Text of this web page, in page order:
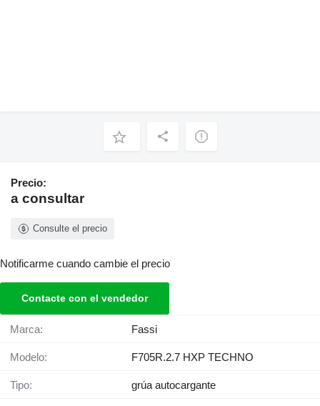
Precio:
a consultar
Consulte el precio
Notificarme cuando cambie el precio
Contacte con el vendedor
Marca: Fassi
Modelo: F705R.2.7 HXP TECHNO
Tipo: grúa autocargante